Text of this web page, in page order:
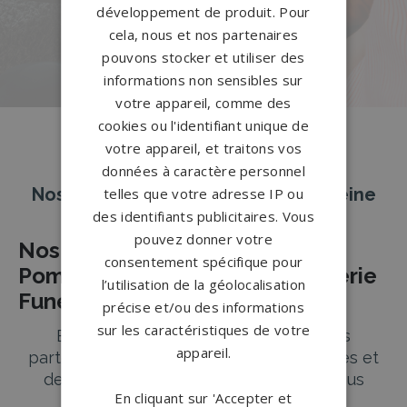
PERSONNALISEZ VOTRE MONUMENT
Nos pierres tombales à Méry-sur-Seine
Nos Partenaires Agences de
Pompes Funèbres et de Marbrerie
Funéraire à MERY SUR SEINE
Bienvenue à MERY SUR SEINE, où nos
partenaires agences de pompes funèbres et
de marbrerie funéraire s’engagent à vous
accompagner avec dignité et respect dans ces
développement de produit. Pour
cela, nous et nos partenaires
pouvons stocker et utiliser des
informations non sensibles sur
votre appareil, comme des
cookies ou l'identifiant unique de
votre appareil, et traitons vos
données à caractère personnel
telles que votre adresse IP ou
des identifiants publicitaires. Vous
pouvez donner votre
consentement spécifique pour
l’utilisation de la géolocalisation
précise et/ou des informations
sur les caractéristiques de votre
appareil.
En cliquant sur 'Accepter et